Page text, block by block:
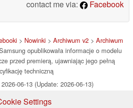
contact me via:
Facebook
> Nowinki > Archiwum v2 > Archiwum
opublikowała informacje o modelu
przed premierą, ujawniając jego pełną
techniczną
06-13 (Update: 2026-06-13)
Settings